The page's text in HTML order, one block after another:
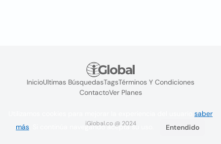
InicioUltimas BúsquedasTagsTérminos Y Condiciones
ContactoVer Planes
iGlobal.co @ 2024
saber
más . Si continúa navegando acepta su uso. Entendido